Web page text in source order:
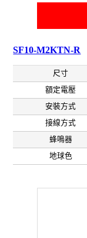
SF10-M2KTN-R
尺寸
額定電壓
安裝方式
接線方式
蜂鳴器
地球色